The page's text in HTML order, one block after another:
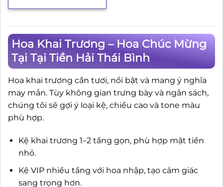
Hoa Khai Trương – Hoa Chúc Mừng
Tại Tại Tiền Hải Thái Bình
Hoa khai trương cần tươi, nổi bật và mang ý nghĩa
may mắn. Tùy không gian trưng bày và ngân sách,
chúng tôi sẽ gợi ý loại kệ, chiều cao và tone màu
phù hợp.
Kệ khai trương 1–2 tầng gọn, phù hợp mặt tiền
nhỏ.
Kệ VIP nhiều tầng với hoa nhập, tạo cảm giác
sang trọng hơn.